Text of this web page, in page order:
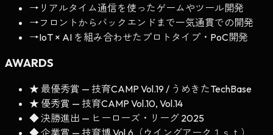
→ リアルタイム通信を使ったゲームやツール開発
→ フロントからバックエンドまで一気通貫での開発
→IoT × AI を組み合わせたプロトタイプ・PoC開発
AWARDS
★最優秀賞 — 技育CAMP Vol.19 / うめきたTechBase
★優秀賞 — 技育CAMP Vol.10, Vol.14
◆決勝進出 — ヒーローズ・リーグ 2025